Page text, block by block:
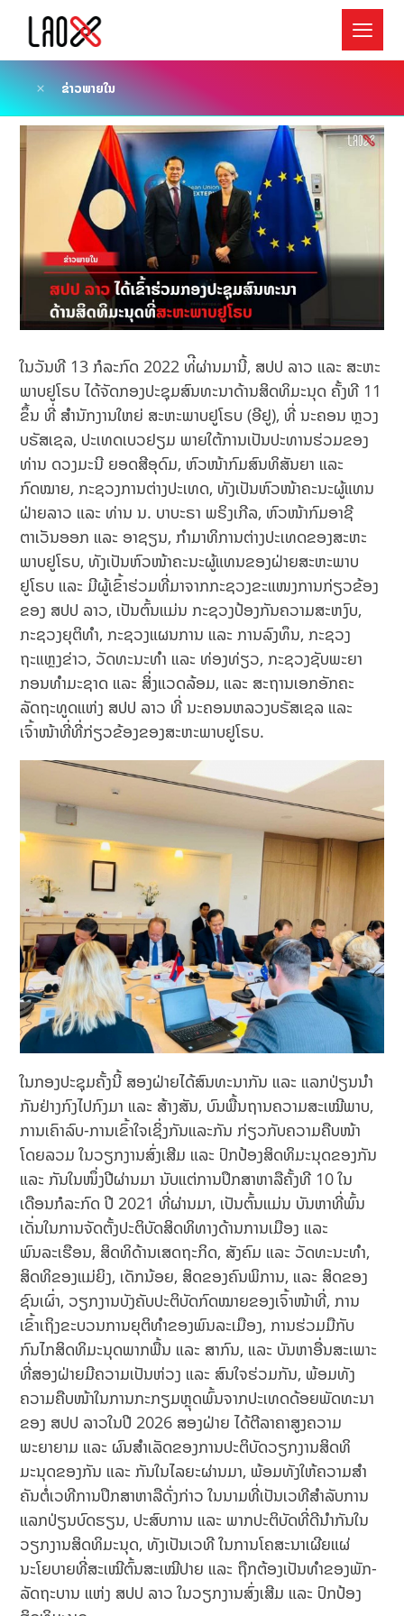
ຂ່າວພາຍໃນ
ໃນວັນທີ 13 ກໍລະກົດ 2022 ທ່ີຜ່ານມານີ້, ສປປ ລາວ ແລະ ສະຫະ
ພາບຢູໂຣບ ໄດ້ຈັດກອງປະຊຸມສົນທະນາດ້ານສິດທິມະນຸດ ຄັ້ງທີ 11
ຂຶ້ນ ທີ່ ສຳນັກງານໃຫຍ່ ສະຫະພາບຢູໂຣບ (ອີຢູ), ທີ່ ນະຄອນ ຫຼວງ
ບຣັສເຊລ, ປະເທດເບວຢຽມ ພາຍໃຕ້ການເປັນປະທານຮ່ວມຂອງ
ທ່ານ ດວງມະນີ ຍອດສີອຸດົມ, ຫົວໜ້າກົມສົນທິສັນຍາ ແລະ
ກົດໝາຍ, ກະຊວງການຕ່າງປະເທດ, ທັງເປັນຫົວໜ້າຄະນະຜູ້ແທນ
ຝ່າຍລາວ ແລະ ທ່ານ ນ. ບາບະຣາ ພຣິງເກີລ, ຫົວໜ້າກົມອາຊີ
ຕາເວັນອອກ ແລະ ອາຊຽນ, ກຳມາທິການຕ່າງປະເທດຂອງສະຫະ
ພາບຢູໂຣບ, ທັງເປັນຫົວໜ້າຄະນະຜູ້ແທນຂອງຝ່າຍສະຫະພາບ
ຢູໂຣບ ແລະ ມີຜູ້ເຂົ້າຮ່ວມທີ່ມາຈາກກະຊວງຂະແໜງການກ່ຽວຂ້ອງ
ຂອງ ສປປ ລາວ, ເປັນຕົ້ນແມ່ນ ກະຊວງປ້ອງກັນຄວາມສະຫງົບ,
ກະຊວງຍຸຕິທໍາ, ກະຊວງແຜນການ ແລະ ການລົງທຶນ, ກະຊວງ
ຖະແຫຼງຂ່າວ, ວັດທະນະທໍາ ແລະ ທ່ອງທ່ຽວ, ກະຊວງຊັບພະຍາ
ກອນທໍາມະຊາດ ແລະ ສິ່ງແວດລ້ອມ, ແລະ ສະຖານເອກອັກຄະ
ລັດຖະທູດແຫ່ງ ສປປ ລາວ ທີ່ ນະຄອນຫລວງບຣັສເຊລ ແລະ
ເຈົ້າໜ້າທີ່ທີ່ກ່ຽວຂ້ອງຂອງສະຫະພາບຢູໂຣບ.
ໃນກອງປະຊຸມຄັ້ງນີ້ ສອງຝ່າຍໄດ້ສົນທະນາກັນ ແລະ ແລກປ່ຽນນໍາ
ກັນຢ່າງກົງໄປກົງມາ ແລະ ສ້າງສັນ, ບົນພື້ນຖານຄວາມສະເໝີພາບ,
ການເຄົາລົບ-ການເຂົ້າໃຈເຊິ່ງກັນແລະກັນ ກ່ຽວກັບຄວາມຄືບໜ້າ
ໂດຍລວມ ໃນວຽກງານສົ່ງເສີມ ແລະ ປົກປ້ອງສິດທິມະນຸດຂອງກັນ
ແລະ ກັນໃນໜຶ່ງປີຜ່ານມາ ນັບແຕ່ການປຶກສາຫາລືຄັ້ງທີ 10 ໃນ
ເດືອນກໍລະກົດ ປີ 2021 ທີ່ຜ່ານມາ, ເປັນຕົ້ນແມ່ນ ບັນຫາທີ່ພົ້ນ
ເດັ່ນໃນການຈັດຕັ້ງປະຕິບັດສິດທິທາງດ້ານການເມືອງ ແລະ
ພົນລະເຮືອນ, ສິດທິດ້ານເສດຖະກິດ, ສັງຄົມ ແລະ ວັດທະນະທຳ,
ສິດທິຂອງແມ່ຍິງ, ເດັກນ້ອຍ, ສິດຂອງຄົນພິການ, ແລະ ສິດຂອງ
ຊົນເຜົ່າ, ວຽກງານບັງຄັບປະຕິບັດກົດໝາຍຂອງເຈົ້າໜ້າທີ່, ການ
ເຂົ້າເຖິງຂະບວນການຍຸຕິທໍາຂອງພົນລະເມືອງ, ການຮ່ວມມືກັບ
ກົນໄກສິດທິມະນຸດພາກພື້ນ ແລະ ສາກົນ, ແລະ ບັນຫາອື່ນສະເພາະ
ທີ່ສອງຝ່າຍມີຄວາມເປັນຫ່ວງ ແລະ ສົນໃຈຮ່ວມກັນ, ພ້ອມທັງ
ຄວາມຄືບໜ້າໃນການກະກຽມຫຼຸດພົ້ນຈາກປະເທດດ້ອຍພັດທະນາ
ຂອງ ສປປ ລາວໃນປີ 2026 ສອງຝ່າຍ ໄດ້ຕີລາຄາສູງຄວາມ
ພະຍາຍາມ ແລະ ຜົນສໍາເລັດຂອງການປະຕິບັດວຽກງານສິດທິ
ມະນຸດຂອງກັນ ແລະ ກັນໃນໄລຍະຜ່ານມາ, ພ້ອມທັງໃຫ້ຄວາມສໍາ
ຄັນຕໍ່ເວທີການປຶກສາຫາລືດັ່ງກ່າວ ໃນນາມທີ່ເປັນເວທີສໍາລັບການ
ແລກປ່ຽນບົດຮຽນ, ປະສົບການ ແລະ ພາກປະຕິບັດທີ່ດີນໍາກັນໃນ
ວຽກງານສິດທິມະນຸດ, ທັງເປັນເວທີ ໃນການໂຄສະນາເຜີຍແຜ່
ນະໂຍບາຍທີ່ສະເໝີຕົ້ນສະເໝີປາຍ ແລະ ຖືກຕ້ອງເປັນທໍາຂອງພັກ-
ລັດຖະບານ ແຫ່ງ ສປປ ລາວ ໃນວຽກງານສົ່ງເສີມ ແລະ ປົກປ້ອງ